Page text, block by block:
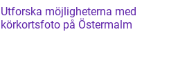
Utforska möjligheterna med
körkortsfoto på Östermalm